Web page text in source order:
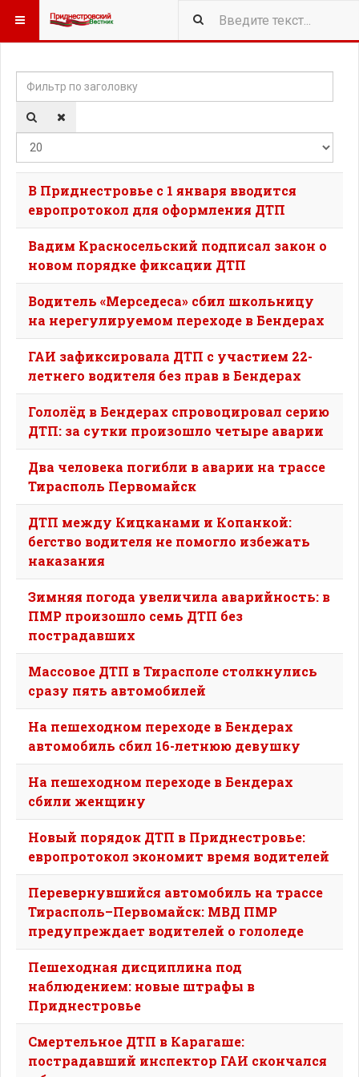
Фильтр по заголовку
В Приднестровье с 1 января вводится
европротокол для оформления ДТП
Вадим Красносельский подписал закон о
новом порядке фиксации ДТП
Водитель «Мерседеса» сбил школьницу
на нерегулируемом переходе в Бендерах
ГАИ зафиксировала ДТП с участием 22-
летнего водителя без прав в Бендерах
Гололёд в Бендерах спровоцировал серию
ДТП: за сутки произошло четыре аварии
Два человека погибли в аварии на трассе
Тирасполь Первомайск
ДТП между Кицканами и Копанкой:
бегство водителя не помогло избежать
наказания
Зимняя погода увеличила аварийность: в
ПМР произошло семь ДТП без
пострадавших
Массовое ДТП в Тирасполе столкнулись
сразу пять автомобилей
На пешеходном переходе в Бендерах
автомобиль сбил 16-летнюю девушку
На пешеходном переходе в Бендерах
сбили женщину
Новый порядок ДТП в Приднестровье:
европротокол экономит время водителей
Перевернувшийся автомобиль на трассе
Тирасполь–Первомайск: МВД ПМР
предупреждает водителей о гололеде
Пешеходная дисциплина под
наблюдением: новые штрафы в
Приднестровье
Смертельное ДТП в Карагаше:
пострадавший инспектор ГАИ скончался